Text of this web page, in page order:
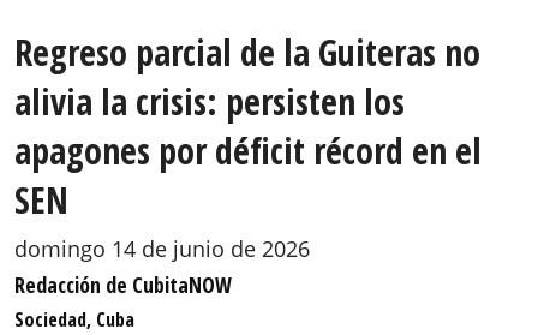
Regreso parcial de la Guiteras no
alivia la crisis: persisten los
apagones por déficit récord en el
SEN
domingo 14 de junio de 2026
Redacción de CubitaNOW
Sociedad, Cuba